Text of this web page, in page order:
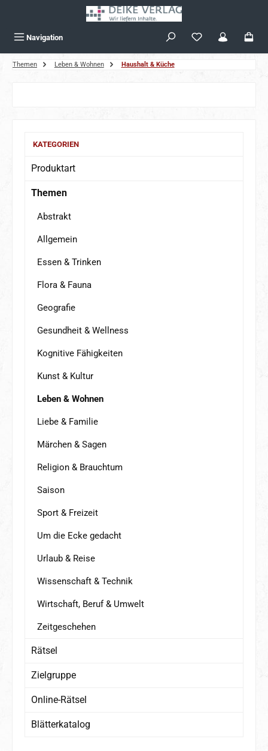
Navigation
Themen Leben & Wohnen Haushalt & Küche
KATEGORIEN
Produktart
Themen
Abstrakt
Allgemein
Essen & Trinken
Flora & Fauna
Geografie
Gesundheit & Wellness
Kognitive Fähigkeiten
Kunst & Kultur
Leben & Wohnen
Liebe & Familie
Märchen & Sagen
Religion & Brauchtum
Saison
Sport & Freizeit
Um die Ecke gedacht
Urlaub & Reise
Wissenschaft & Technik
Wirtschaft, Beruf & Umwelt
Zeitgeschehen
Rätsel
Zielgruppe
Online-Rätsel
Blätterkatalog